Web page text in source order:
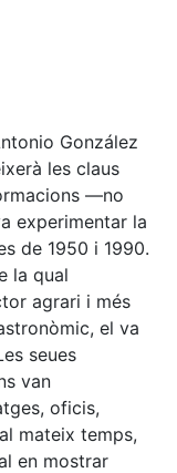
González
les claus
—no
experimentar la
de 1950 i 1990.
la qual
agrari i més
el va
seues
van
oficis,
mateix temps,
en mostrar